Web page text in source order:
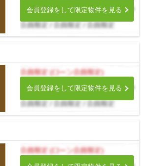
会員登録をして限定物件を見る
会員登録をして限定物件を見る